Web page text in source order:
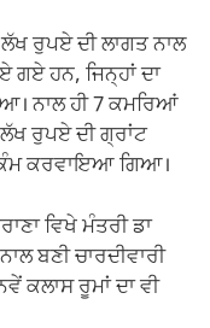
ਰੁਪਏ ਦੀ ਲਾਗਤ ਨਾਲ
ਹਨ, ਜਿਨ੍ਹਾਂ ਦਾ
ਨਾਲ ਹੀ 7 ਕਮਰਿਆਂ
ਰੁਪਏ ਦੀ ਗ੍ਰਾਂਟ
ਕੰਮ ਕਰਵਾਇਆ ਗਿਆ।
ਵਿਖੇ ਮੰਤਰੀ ਡਾ
ਬਣੀ ਚਾਰਦੀਵਾਰੀ
ਕਲਾਸ ਰੂਮਾਂ ਦਾ ਵੀ